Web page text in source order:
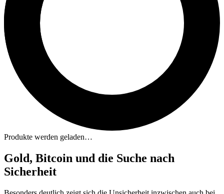
Produkte werden geladen…
Gold, Bitcoin und die Suche nach
Sicherheit